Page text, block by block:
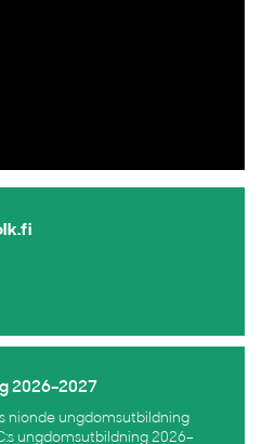
2026–2027
nionde ungdomsutbildning
ungdomsutbildning 2026–